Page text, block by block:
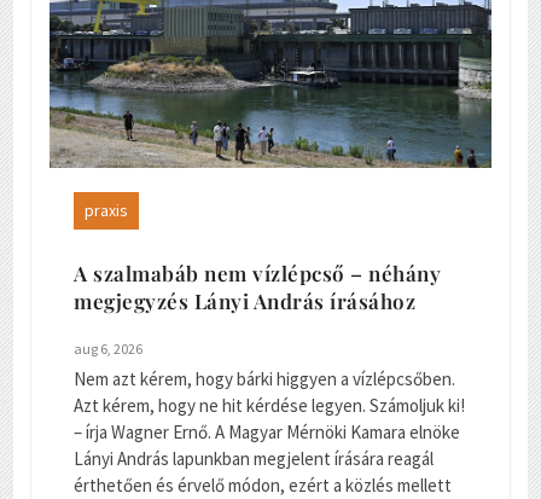
praxis
A szalmabáb nem vízlépcső – néhány
megjegyzés Lányi András írásához
aug 6, 2026
Nem azt kérem, hogy bárki higgyen a vízlépcsőben.
Azt kérem, hogy ne hit kérdése legyen. Számoljuk ki!
– írja Wagner Ernő. A Magyar Mérnöki Kamara elnöke
Lányi András lapunkban megjelent írására reagál
érthetően és érvelő módon, ezért a közlés mellett